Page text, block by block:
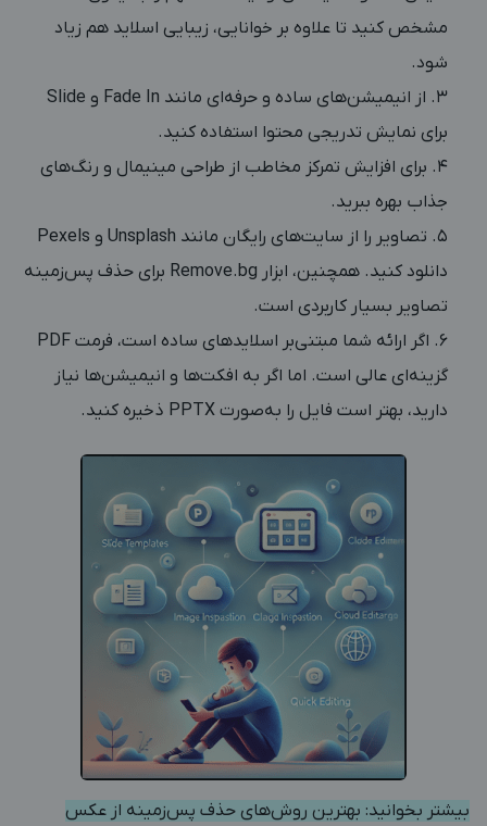
مشخص کنید تا علاوه بر خوانایی، زیبایی اسلاید هم زیاد
شود.
از انیمیشن‌های ساده و حرفه‌ای مانند Fade In و Slide
برای نمایش تدریجی محتوا استفاده کنید.
برای افزایش تمرکز مخاطب از طراحی مینیمال و رنگ‌های
جذاب بهره ببرید.
تصاویر را از سایت‌های رایگان مانند Unsplash و Pexels
دانلود کنید. همچنین، ابزار Remove.bg برای حذف پس‌زمینه
تصاویر بسیار کاربردی است.
اگر ارائه شما مبتنی‌بر اسلایدهای ساده است، فرمت PDF
گزینه‌ای عالی است. اما اگر به افکت‌ها و انیمیشن‌ها نیاز
دارید، بهتر است فایل را به‌صورت PPTX ذخیره کنید.
بیشتر بخوانید: بهترین روش‌های حذف پس‌زمینه از عکس